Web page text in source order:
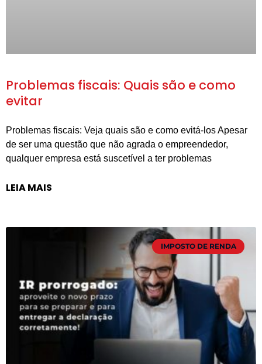
Problemas fiscais: Quais são e como
evitar
Problemas fiscais: Veja quais são e como evitá-los Apesar
de ser uma questão que não agrada o empreendedor,
qualquer empresa está suscetível a ter problemas
LEIA MAIS
IMPOSTO DE RENDA